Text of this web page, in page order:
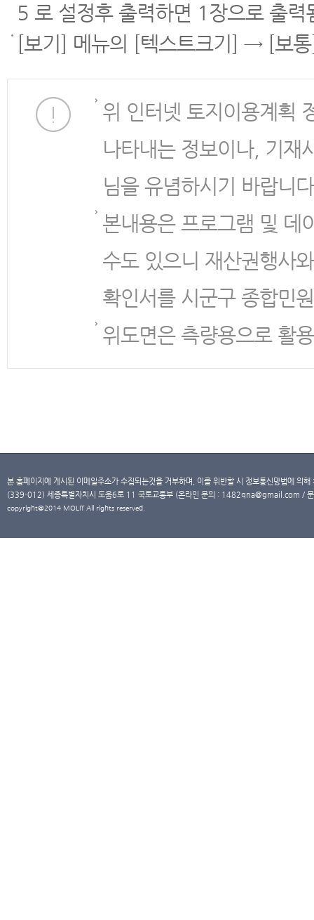
5 로 설정후 출력하면 1장으로 출력
[보기] 메뉴의 [텍스트크기] → [보
위 인터넷 토지이용계획
나타내는 정보이나, 기재
님을 유념하시기 바랍니
본내용은 프로그램 및 데
수도 있으니 재산권행사
확인서를 시군구 종합민
위도면은 측량용으로 활
본 홈페이지에 게시된 이메일주소가 수집되는것을 거부하며, 이를 위반할 시 정보통신망법에 의
(339-012) 세종특별자치시 도움6로 11 국토교통부 (온라인 문의 : 1482qna@gmail.com /
copyright@2014 MOLIT All rights reserved.